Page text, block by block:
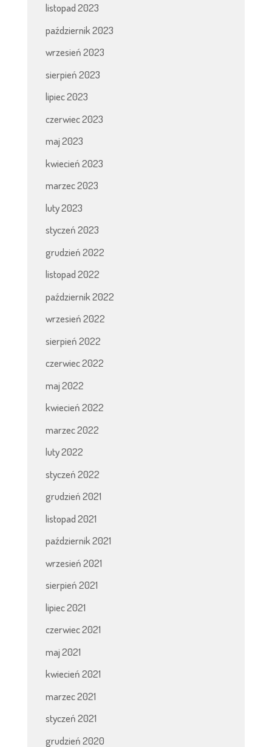
listopad 2023
październik 2023
wrzesień 2023
sierpień 2023
lipiec 2023
czerwiec 2023
maj 2023
kwiecień 2023
marzec 2023
luty 2023
styczeń 2023
grudzień 2022
listopad 2022
październik 2022
wrzesień 2022
sierpień 2022
czerwiec 2022
maj 2022
kwiecień 2022
marzec 2022
luty 2022
styczeń 2022
grudzień 2021
listopad 2021
październik 2021
wrzesień 2021
sierpień 2021
lipiec 2021
czerwiec 2021
maj 2021
kwiecień 2021
marzec 2021
styczeń 2021
grudzień 2020